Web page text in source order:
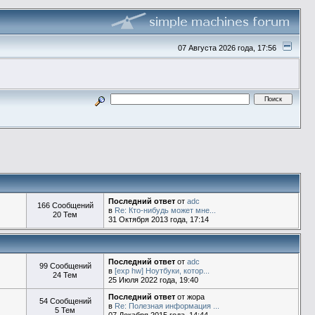
07 Августа 2026 года, 17:56
166 Сообщений
20 Тем
Последний ответот adc
в Re: Кто-нибудь может мне...
31 Октября 2013 года, 17:14
99 Сообщений
24 Тем
Последний ответот adc
в [exp hw] Ноутбуки, котор...
25 Июля 2022 года, 19:40
54 Сообщений
5 Тем
Последний ответот жора
в Re: Полезная информация ...